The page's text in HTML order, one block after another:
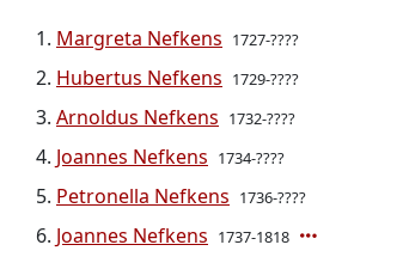
Margreta Nefkens 1727-????
Hubertus Nefkens 1729-????
Arnoldus Nefkens 1732-????
Joannes Nefkens 1734-????
Petronella Nefkens 1736-????
Joannes Nefkens 1737-1818